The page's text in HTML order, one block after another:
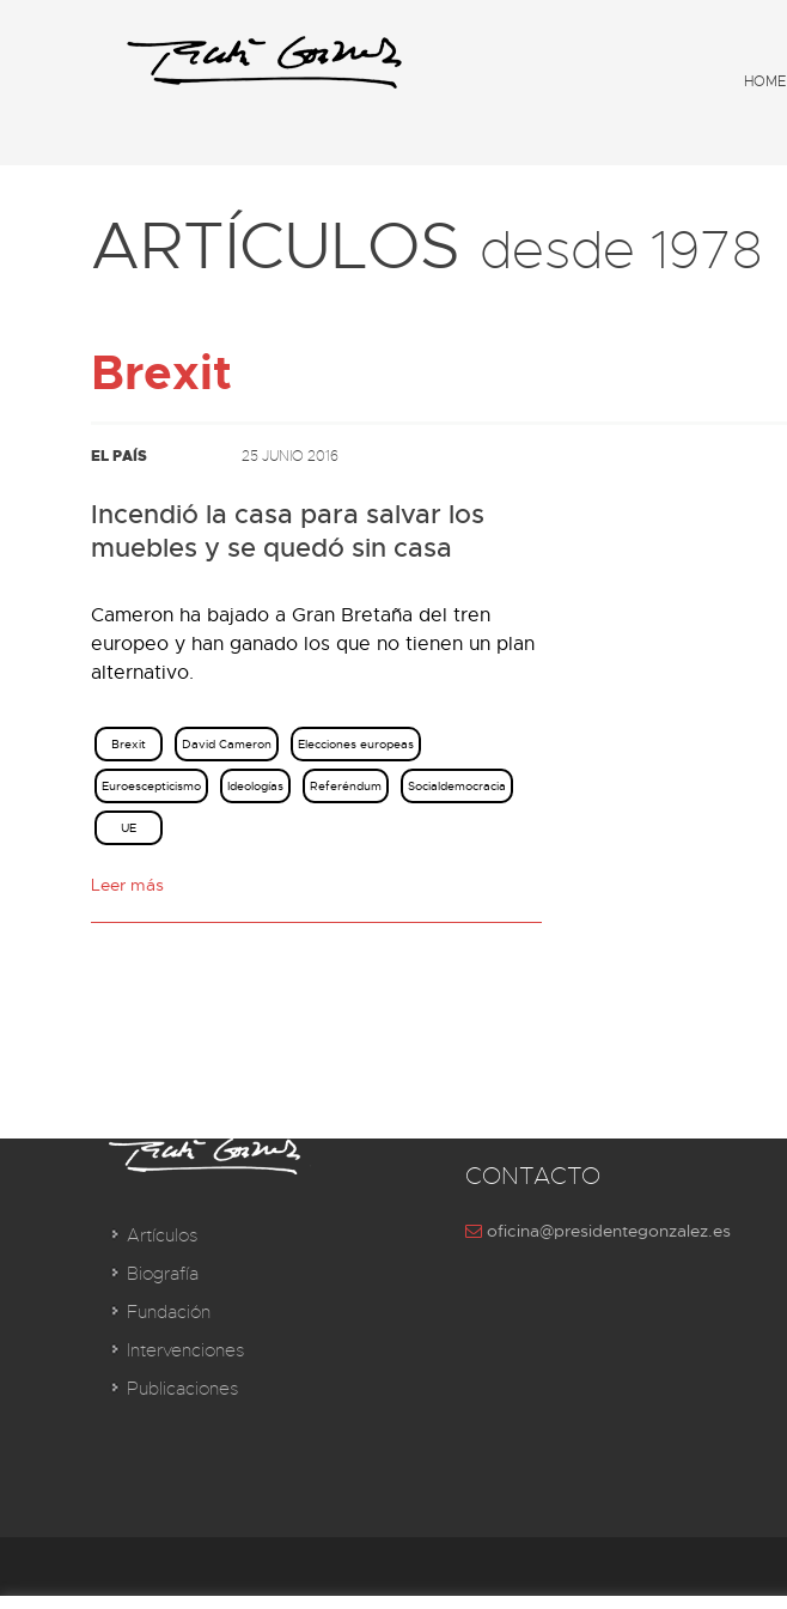
HOME
ARTÍCULOS desde 1978
Brexit
EL PAÍS 25 JUNIO 2016
Incendió la casa para salvar los
muebles y se quedó sin casa
Cameron ha bajado a Gran Bretaña del tren
europeo y han ganado los que no tienen un plan
alternativo.
Brexit David Cameron Elecciones europeas
Euroescepticismo Ideologías Referéndum Socialdemocracia
UE
Leer más
Artículos
Biografía
Fundación
Intervenciones
Publicaciones
CONTACTO
oficina@presidentegonzalez.es